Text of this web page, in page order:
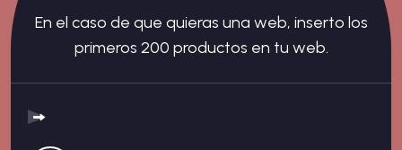
En el caso de que quieras una web, inserto los
primeros 200 productos en tu web.